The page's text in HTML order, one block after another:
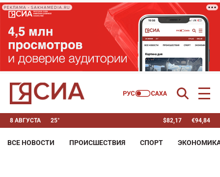
РЕКЛАМА • SAKHAMEDIA.RU
8 АВГУСТА 25° $82,17 €94,84
ВСЕ НОВОСТИ ПРОИСШЕСТВИЯ СПОРТ